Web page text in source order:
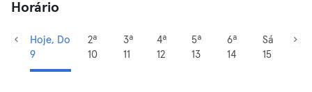
Horário
Hoje, Do
9
2ª
10
3ª
11
4ª
12
5ª
13
6ª
14
Sá
15